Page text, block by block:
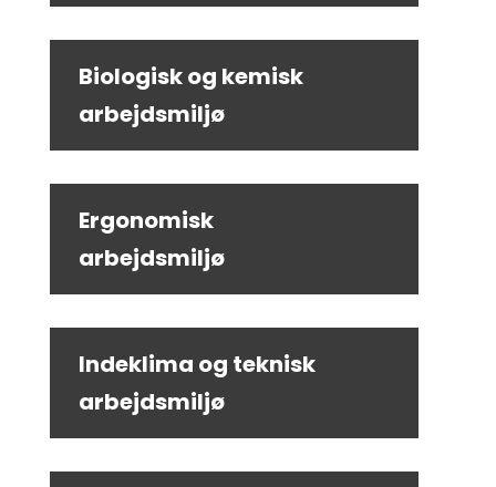
Biologisk og kemisk
arbejdsmiljø
Ergonomisk
arbejdsmiljø
Indeklima og teknisk
arbejdsmiljø